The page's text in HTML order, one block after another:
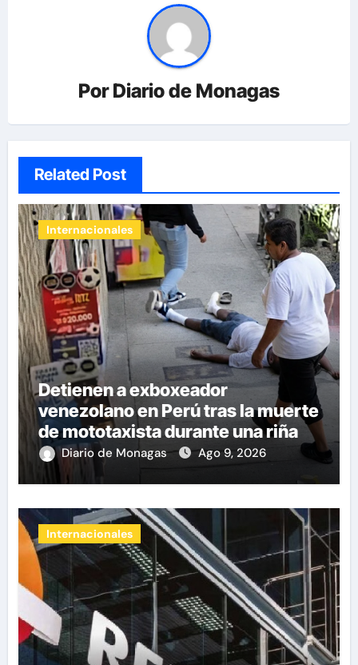
PorDiario de Monagas
Related Post
Internacionales
Detienen a exboxeador
venezolano en Perú tras la muerte
de mototaxista durante una riña
Diario de Monagas Ago 9, 2026
Internacionales